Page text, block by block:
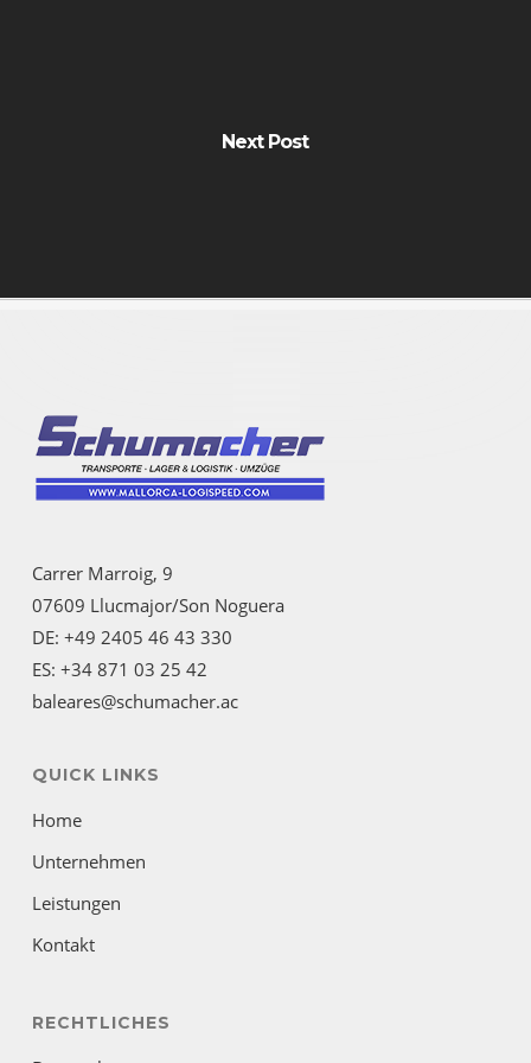
Next Post
Carrer Marroig, 9
07609 Llucmajor/Son Noguera
DE: +49 2405 46 43 330
ES: +34 871 03 25 42
baleares@schumacher.ac
QUICK LINKS
Home
Unternehmen
Leistungen
Kontakt
RECHTLICHES